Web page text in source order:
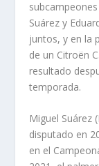
Suárez y
juntos, y en la
de un Citroën
resultado
temporada.
Miguel Suárez
disputado en
en el